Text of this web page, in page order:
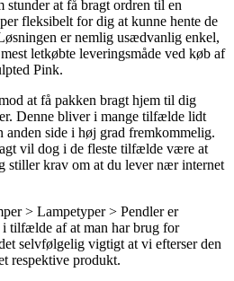
stunder at få bragt ordren til en
fleksibelt for dig at kunne hente de
er nemlig usædvanlig enkel,
letkøbte leveringsmåde ved køb af
Pink.
at få pakken bragt hjem til dig
Denne bliver i mange tilfælde lidt
anden side i høj grad fremkommelig.
vil dog i de fleste tilfælde være at
stiller krav om at du lever nær internet
> Lampetyper > Pendler er
tilfælde af at man har brug for
selvfølgelig vigtigt at vi efterser den
respektive produkt.